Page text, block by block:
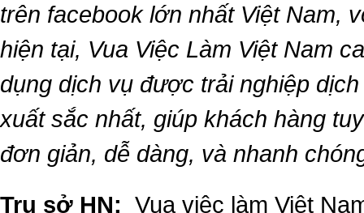
trên facebook lớn nhất Việt Nam,
hiện tại, Vua Việc Làm Việt Nam
dụng dịch vụ được trải nghiệp
xuất sắc nhất, giúp khách hàng
đơn giản, dễ dàng, và nhanh
Trụ sở HN: Vua việc làm Việt